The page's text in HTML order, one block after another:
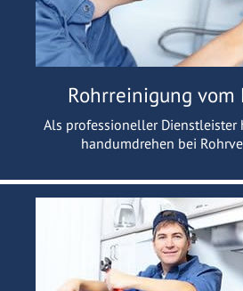
Rohrreinigung vom
Als professioneller
handumdrehen bei